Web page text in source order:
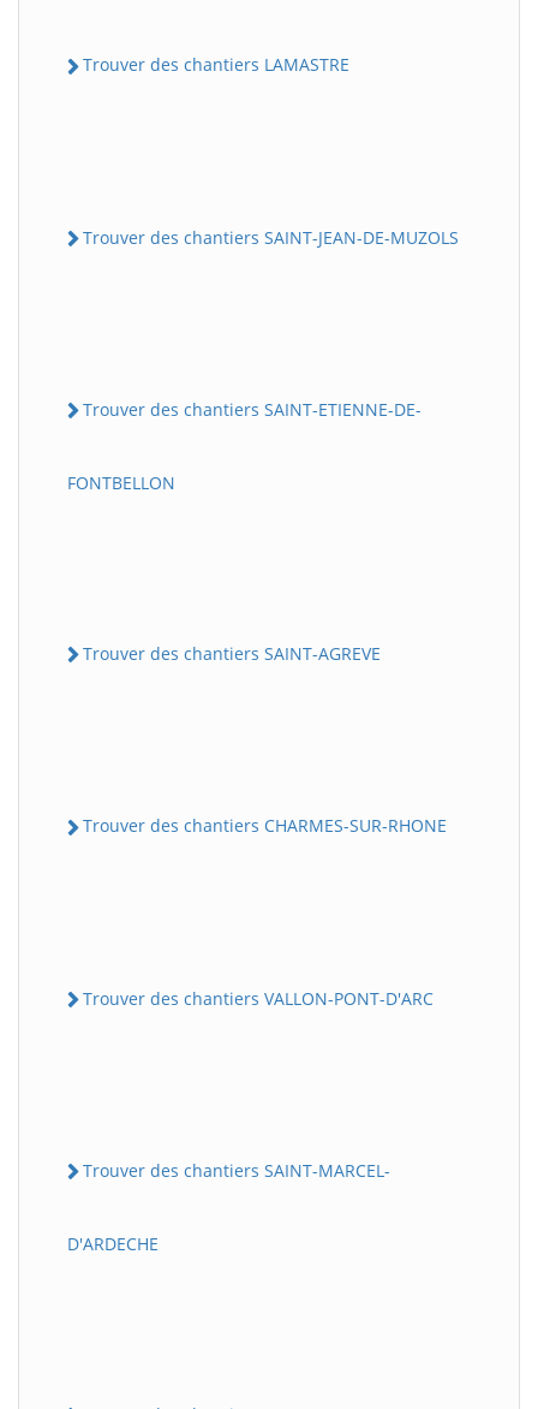
Trouver des chantiers LAMASTRE
Trouver des chantiers SAINT-JEAN-DE-MUZOLS
Trouver des chantiers SAINT-ETIENNE-DE-
FONTBELLON
Trouver des chantiers SAINT-AGREVE
Trouver des chantiers CHARMES-SUR-RHONE
Trouver des chantiers VALLON-PONT-D'ARC
Trouver des chantiers SAINT-MARCEL-
D'ARDECHE